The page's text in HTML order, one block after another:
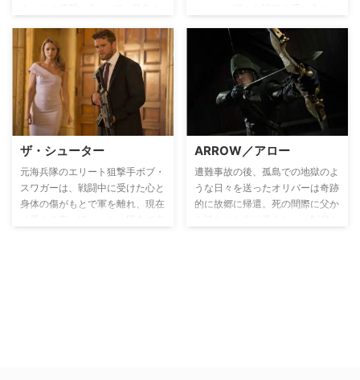
ていると言葉を濁すが、本当は麻
薬取引を追う検事で「ゴースト」
と呼ばれる謎の人物を追ってい
た。隠しごとは嘘を呼び、その嘘
は次の嘘を生みだしていく…。
とに。見た未来を実現させようと
する人、防ごうとする人などの思
いが交錯して、「既に見た未来」
は刻々と近づいてきて…。
し事件の犯人を追う犯罪捜査ドラ
マ。『トップガン』『アルマゲド
ン』など数々のヒット作を生み出
すジェリー・ブラッカイマーが手
掛ける『CSI』シリーズの第3弾
のスピンオフドラマ。
ザ・シューター
元海兵隊のエリート狙撃手ボブ・
スワガーは、戦闘中に受けた心と
身体の傷がもとで軍を離れ、現在
ARROW／アロー
遭難事故の後、孤島での地獄のよ
うな日々を送ったオリバーは奇跡
的に故郷に帰還。死の間際に父か